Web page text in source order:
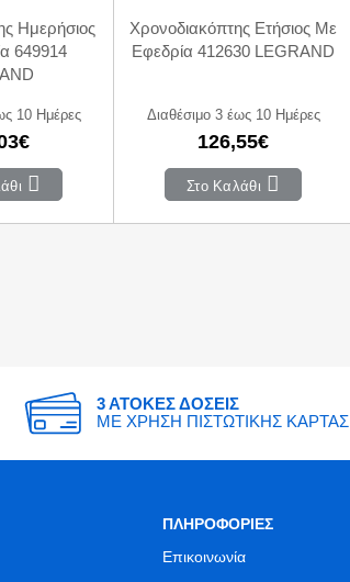
Ημερήσιος
649914
10 Ημέρες
Χρονοδιακόπτης Ετήσιος Με
Εφεδρία 412630 LEGRAND
Διαθέσιμο 3 έως 10 Ημέρες
126,55€
Στο Καλάθι
3 ΑΤΟΚΕΣ ΔΟΣΕΙΣ
ΜΕ ΧΡΗΣΗ ΠΙΣΤΩΤΙΚΗΣ ΚΑΡΤΑΣ
ΠΛΗΡΟΦΟΡΙΕΣ
Επικοινωνία